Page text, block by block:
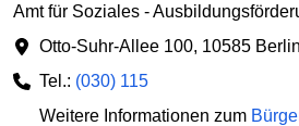
Amt für Soziales -
Otto-Suhr-Allee 100, 10585 Berlin
Tel.: (030) 115
Weitere Informationen zum